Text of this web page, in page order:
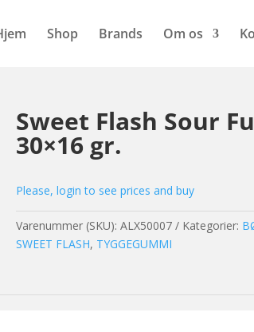
Shop Brands Om os
Sweet Flash Sour
30×16 gr.
Please, login to see prices and buy
Varenummer (SKU): ALX50007 Kategorier:
SWEET FLASH, TYGGEGUMMI